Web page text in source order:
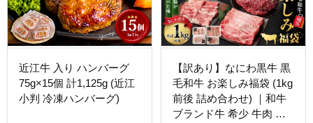
近江牛 入り ハンバーグ
75g×15個 計1,125g (近江
小判 冷凍ハンバーグ)
【訳あり】なにわ黒牛 黒
毛和牛 お楽しみ福袋 (1kg
前後 詰め合わせ) ｜和牛
ブランド牛 希少 牛肉 詰